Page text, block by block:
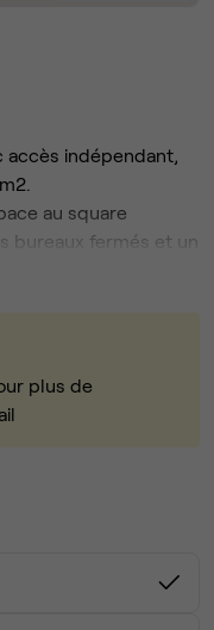
au square
bureaux fermés et un
salles de réunion
d'une phone box.
voyage, de
plus de